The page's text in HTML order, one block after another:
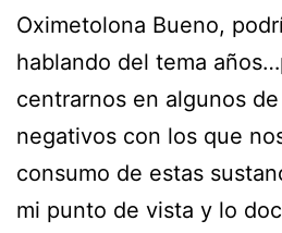
Oximetolona Bueno,
hablando del tema
centrarnos en algunos
negativos con los que
consumo de estas
mi punto de vista y lo